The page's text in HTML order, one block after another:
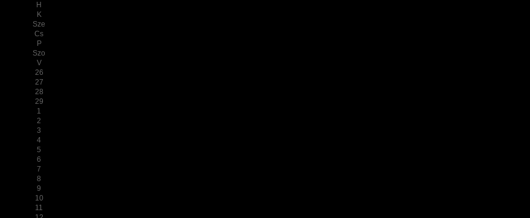
H
K
Sze
Cs
P
Szo
V
26
27
28
29
1
2
3
4
5
6
7
8
9
10
11